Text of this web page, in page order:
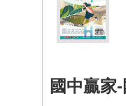
國中贏家